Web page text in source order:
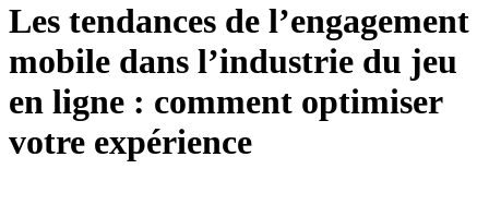
Les tendances de l’engagement
mobile dans l’industrie du jeu
en ligne : comment optimiser
votre expérience